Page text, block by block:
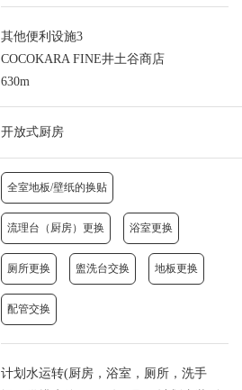
其他便利设施3
COCOKARA FINE井土谷商店
630m
开放式厨房
全室地板/壁纸的换贴
流理台（厨房）更换 浴室更换
厕所更换 盥洗台交换 地板更换
配管交换
计划水运转(厨房，浴室，厕所，洗手